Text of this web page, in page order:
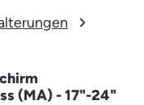
(MA) - 17"-24"